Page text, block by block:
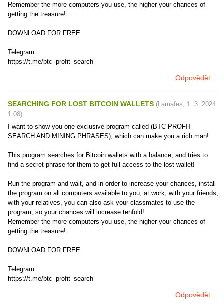
Remember the more computers you use, the higher your chances of
getting the treasure!
DOWNLOAD FOR FREE
Telegram:
https://t.me/btc_profit_search
Odpovědět
SEARCHING FOR LOST BITCOIN WALLETS (Lamafes
1. 3. 2024
1:08)
I want to show you one exclusive program called (BTC PROFIT
SEARCH AND MINING PHRASES), which can make you a rich man!
This program searches for Bitcoin wallets with a balance, and tries to
find a secret phrase for them to get full access to the lost wallet!
Run the program and wait, and in order to increase your chances, install
the program on all computers available to you, at work, with your friends,
with your relatives, you can also ask your classmates to use the
program, so your chances will increase tenfold!
Remember the more computers you use, the higher your chances of
getting the treasure!
DOWNLOAD FOR FREE
Telegram:
https://t.me/btc_profit_search
Odpovědět